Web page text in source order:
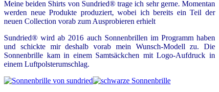
Meine beiden Shirts von Sundried® trage ich sehr gerne. Momentan
werden neue Produkte produziert, wobei ich bereits ein Teil der
neuen Collection vorab zum Ausprobieren erhielt
Sundried® wird ab 2016 auch Sonnenbrillen im Programm haben
und schickte mir deshalb vorab mein Wunsch-Modell zu. Die
Sonnenbrille kam in einem Samtsäckchen mit Logo-Aufdruck in
einem Luftpolsterumschlag.